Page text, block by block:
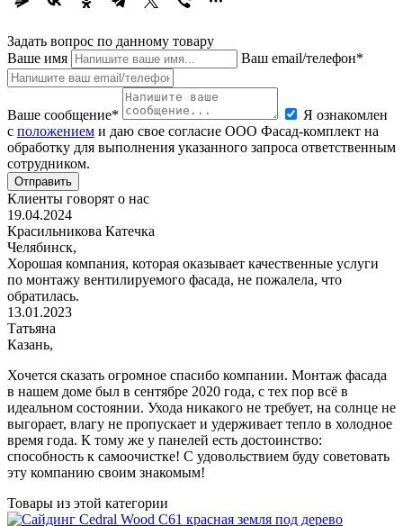
Задать вопрос по данному товару
Ваше имя
Ваш email/телефон*
Ваше сообщение*
Я ознакомлен
с положением и даю свое согласие ООО Фасад-комплект на
обработку для выполнения указанного запроса ответственным
сотрудником.
Отправить
Клиенты говорят о нас
19.04.2024
Красильникова Катечка
Челябинск,
Хорошая компания, которая оказывает качественные услуги
по монтажу вентилируемого фасада, не пожалела, что
обратилась.
13.01.2023
Татьяна
Казань,
Хочется сказать огромное спасибо компании. Монтаж фасада
в нашем доме был в сентябре 2020 года, с тех пор всё в
идеальном состоянии. Ухода никакого не требует, на солнце не
выгорает, влагу не пропускает и удерживает тепло в холодное
время года. К тому же у панелей есть достоинство:
способность к самоочистке! С удовольствием буду советовать
эту компанию своим знакомым!
Товары из этой категории